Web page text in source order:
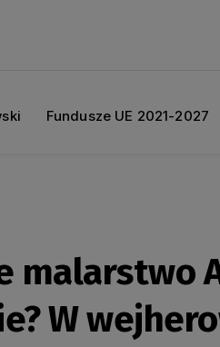
Fundusze UE 2021-2027
malarstwo
W